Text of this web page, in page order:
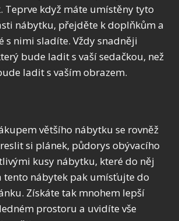
Teprve když máte umístěny tyto
nábytku, přejděte k doplňkům a
s nimi sladíte. Vždy snadněji
bude ladit s vaší sedačkou, než
ladit s vaším obrazem.
většího nábytku se rovněž
si plánek, půdorys obývacího
kusy nábytku, které do něj
tento nábytek pak umísťujte do
Získáte tak mnohem lepší
prostoru a uvidíte vše